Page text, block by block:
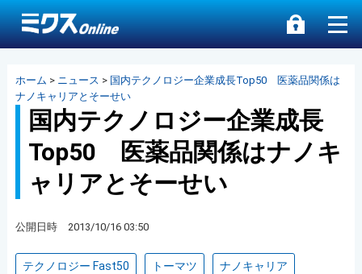
ホーム > ニュース > 国内テクノロジー企業成長Top50 医薬品関係は
ナノキャリアとそーせい
国内テクノロジー企業成長
Top50 医薬品関係はナノキ
ャリアとそーせい
公開日時 2013/10/16 03:50
テクノロジー Fast50 トーマツ ナノキャリア